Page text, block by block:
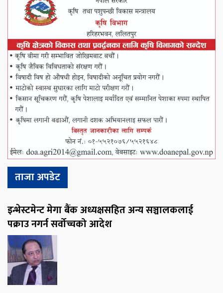
ताजा अपडेट
इन्भेस्टमेन्ट मेगा बैंक अध्यक्षसहित अन्य सञ्चालकलाई
पक्राउ नगर्न सर्वोच्चको आदेश